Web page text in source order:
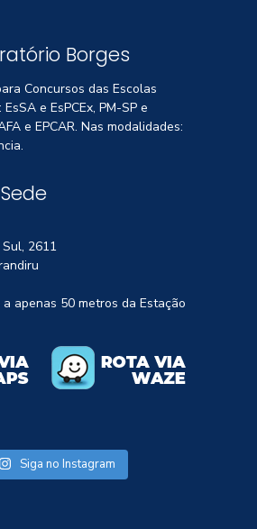
Borges
Concursos das Escolas
e EsPCEx, PM-SP e
e EPCAR. Nas modalidades:
2611
apenas 50 metros da Estação
Siga no Instagram